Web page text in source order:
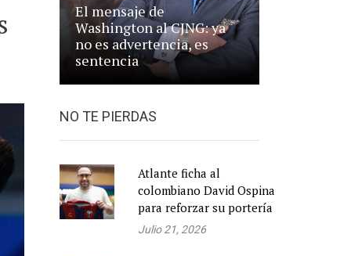
El mensaje de
Washington al CJNG: ya
no es advertencia, es
sentencia
NO TE PIERDAS
Atlante ficha al
colombiano David Ospina
para reforzar su portería
Julio 21, 2026